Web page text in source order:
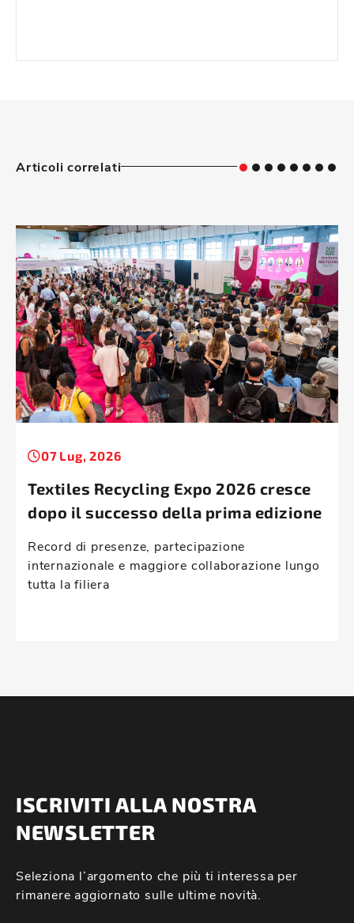
Articoli correlati
07 Lug, 2026
Textiles Recycling Expo 2026 cresce
dopo il successo della prima edizione
Record di presenze, partecipazione
internazionale e maggiore collaborazione lungo
tutta la filiera
ISCRIVITI ALLA NOSTRA
NEWSLETTER
Seleziona l’argomento che più ti interessa per
rimanere aggiornato sulle ultime novità.